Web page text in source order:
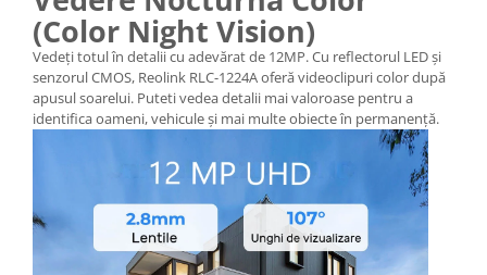
(Color Night Vision)
Vedeți totul în detalii cu adevărat de 12MP. Cu reflectorul LED și
senzorul CMOS, Reolink RLC-1224A oferă videoclipuri color după
apusul soarelui. Puteti vedea detalii mai valoroase pentru a
identifica oameni, vehicule și mai multe obiecte în permanență.